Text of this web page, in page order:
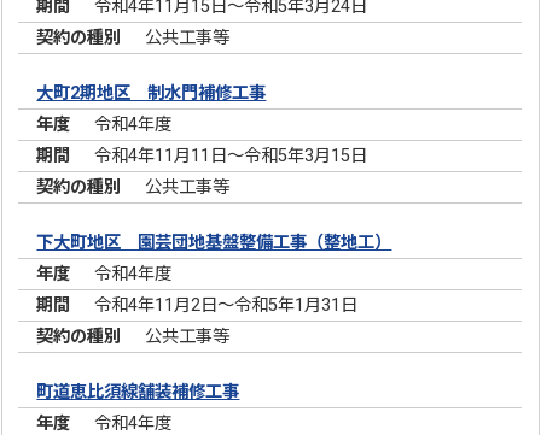
令和4年11月15日～令和5年3月24日
公共工事等
大町2期地区 制水門補修工事
令和4年度
令和4年11月11日～令和5年3月15日
公共工事等
下大町地区 園芸団地基盤整備工事（整地工）
令和4年度
令和4年11月2日～令和5年1月31日
公共工事等
町道恵比須線舗装補修工事
令和4年度